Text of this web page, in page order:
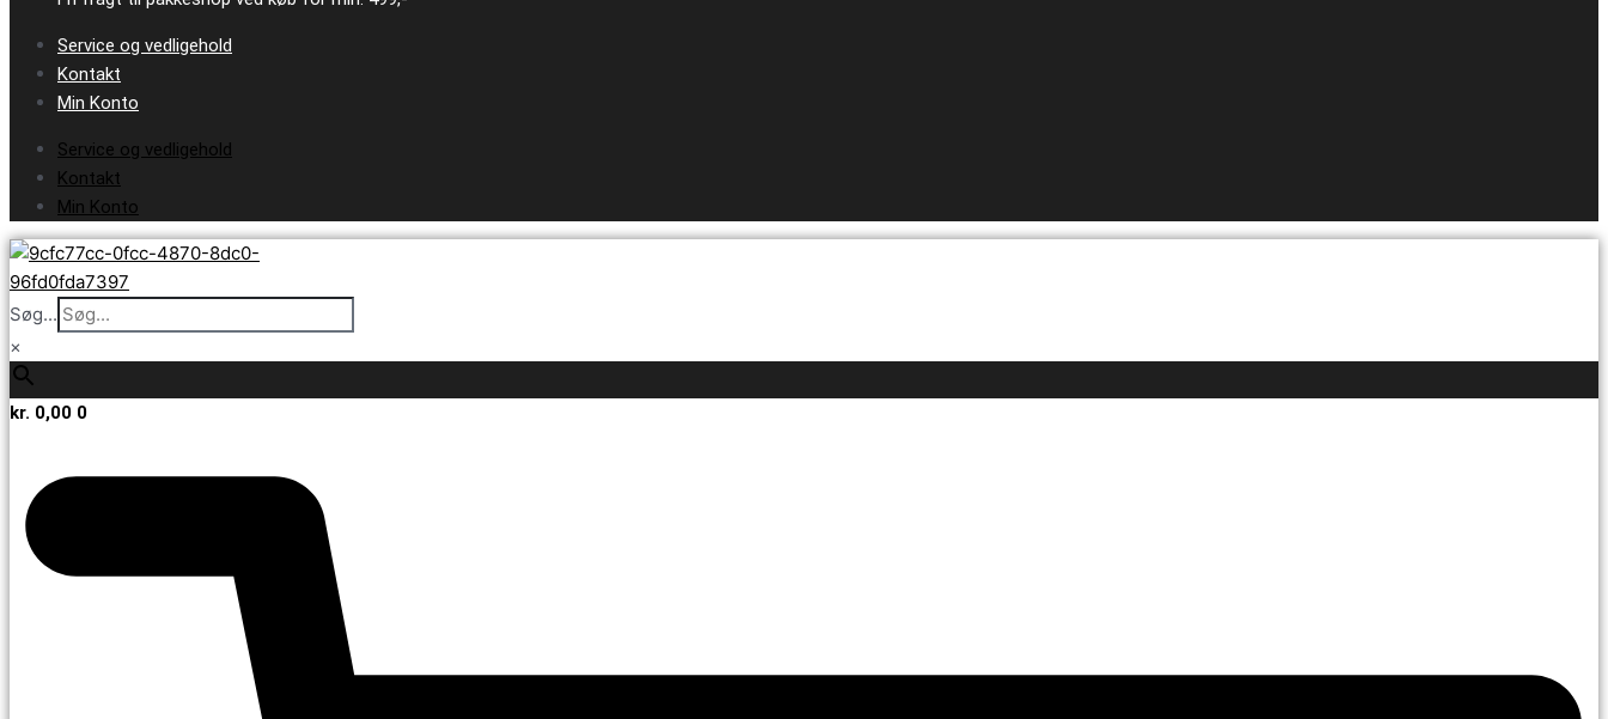
Service og vedligehold
Kontakt
Min Konto
Service og vedligehold
Kontakt
Min Konto
Søg...
×
kr. 0,00 0